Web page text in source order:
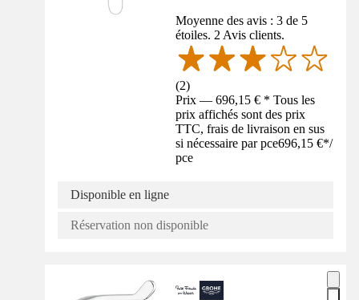
Moyenne des avis : 3 de 5
étoiles. 2 Avis clients.
(2)
Prix — 696,15 € * Tous les
prix affichés sont des prix
TTC, frais de livraison en sus
si nécessaire par pce696,15 €*/
pce
Disponible en ligne
Réservation non disponible